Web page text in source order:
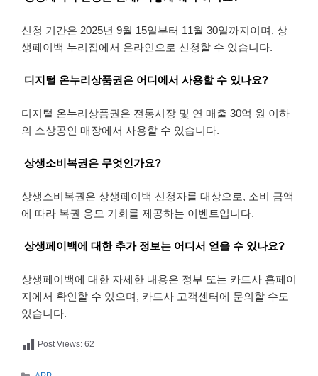
신청 기간은 2025년 9월 15일부터 11월 30일까지이며, 상
생페이백 누리집에서 온라인으로 신청할 수 있습니다.
디지털 온누리상품권은 어디에서 사용할 수 있나요?
디지털 온누리상품권은 전통시장 및 연 매출 30억 원 이하
의 소상공인 매장에서 사용할 수 있습니다.
상생소비복권은 무엇인가요?
상생소비복권은 상생페이백 신청자를 대상으로, 소비 금액
에 따라 복권 응모 기회를 제공하는 이벤트입니다.
상생페이백에 대한 추가 정보는 어디서 얻을 수 있나요?
상생페이백에 대한 자세한 내용은 정부 또는 카드사 홈페이
지에서 확인할 수 있으며, 카드사 고객센터에 문의할 수도
있습니다.
Post Views: 62